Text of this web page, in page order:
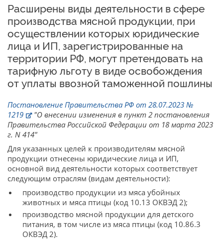
Расширены виды деятельности в сфере
производства мясной продукции, при
осуществлении которых юридические
лица и ИП, зарегистрированные на
территории РФ, могут претендовать на
тарифную льготу в виде освобождения
от уплаты ввозной таможенной пошлины
Постановление Правительства РФ от 28.07.2023 №
1219
"О внесении изменения в пункт 2 постановления
Правительства Российской Федерации от 18 марта 2023
г. N 414"
Для указанных целей к производителям мясной
продукции отнесены юридические лица и ИП,
основной вид деятельности которых соответствует
следующим отраслям (видам деятельности):
производство продукции из мяса убойных
животных и мяса птицы (код 10.13 ОКВЭД 2);
производство мясной продукции для детского
питания, в том числе из мяса птицы (код 10.86.3
ОКВЭД 2).